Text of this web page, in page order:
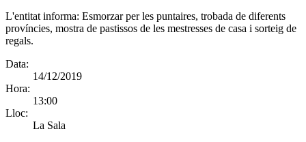
L'entitat informa: Esmorzar per les puntaires, trobada de diferents
províncies, mostra de pastissos de les mestresses de casa i sorteig de
regals.
Data:
14/12/2019
Hora:
13:00
Lloc:
La Sala